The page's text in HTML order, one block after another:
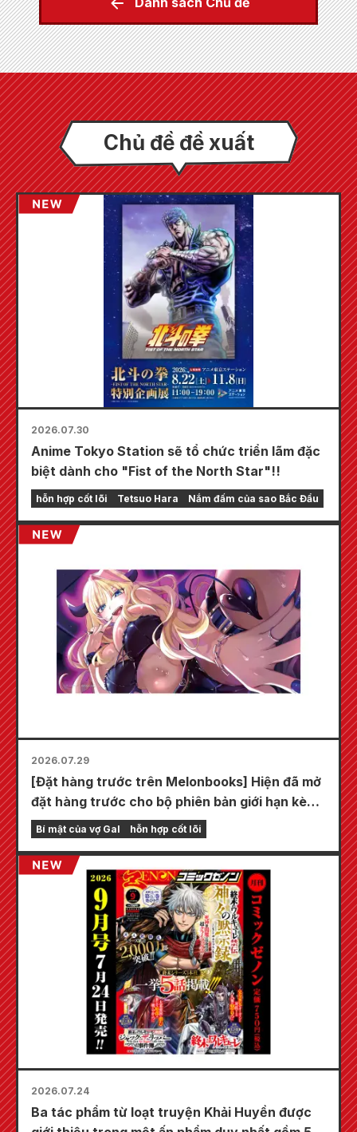
Chủ đề đề xuất
2026.07.30
Anime Tokyo Station sẽ tổ chức triển lãm đặc
biệt dành cho "Fist of the North Star"!!
hỗn hợp cốt lõi Tetsuo Hara Nắm đấm của sao Bắc Đẩu
2026.07.29
[Đặt hàng trước trên Melonbooks] Hiện đã mở
đặt hàng trước cho bộ phiên bản giới hạn kèm
thảm chơi đặc biệt với hình minh họa tuyệt đẹp
về Fuyuki Tojo do Kudou vẽ! Tập 6 mới nhất
của "Bí mật của cô dâu" dự kiến phát hành
vào ngày 20 tháng 10!
Bí mật của vợ Gal hỗn hợp cốt lõi
2026.07.24
Ba tác phẩm từ loạt truyện Khải Huyền được